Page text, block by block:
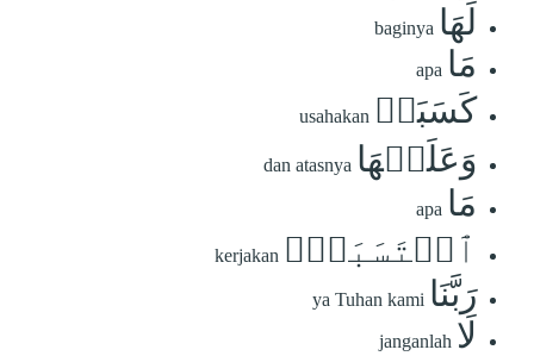
لَهَا baginya
مَا apa
كَسَبَتۡ usahakan
وَعَلَيۡهَا dan atasnya
مَا apa
ٱكۡتَسَبَتۡۗ kerjakan
رَبَّنَا ya Tuhan kami
لَا janganlah